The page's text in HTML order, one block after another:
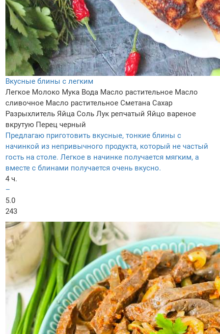
Вкусные блины с легким
Легкое Молоко Мука Вода Масло растительное Масло
сливочное Масло растительное Сметана Сахар
Разрыхлитель Яйца Соль Лук репчатый Яйцо вареное
вкрутую Перец черный
Предлагаю приготовить вкусные, тонкие блины с
начинкой из непривычного продукта, который не частый
гость на столе. Легкое в начинке получается мягким, а
вместе с блинами получается очень вкусно.
4 ч.
–
5.0
243